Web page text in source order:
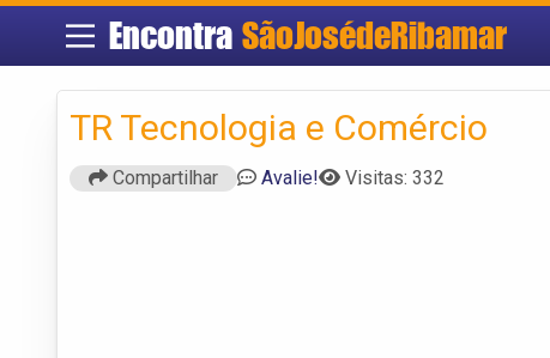
Encontra SãoJosédeRibamar
TR Tecnologia e Comércio
Compartilhar Avalie! Visitas: 332